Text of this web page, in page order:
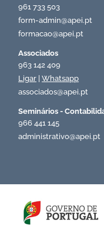
961 733 503
form-admin@apei.pt
formacao@apei.pt
Associados
963 142 409
Ligar |Whatsapp
associados@apei.pt
Seminários -
966 441 145
administrativo@apei.pt